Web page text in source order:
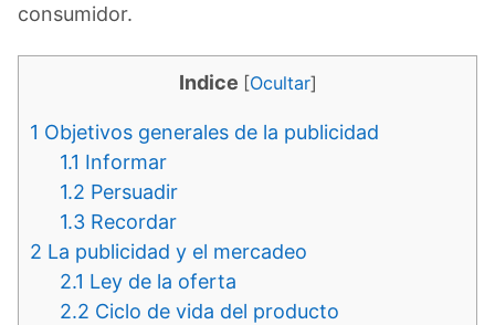
consumidor.
Indice [Ocultar]
1 Objetivos generales de la publicidad
1.1 Informar
1.2 Persuadir
1.3 Recordar
2 La publicidad y el mercadeo
2.1 Ley de la oferta
2.2 Ciclo de vida del producto